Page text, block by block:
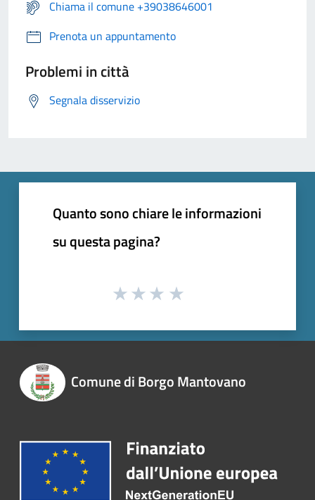
Chiama il comune +39038646001
Prenota un appuntamento
Problemi in città
Segnala disservizio
Quanto sono chiare le informazioni
su questa pagina?
Comune di Borgo Mantovano